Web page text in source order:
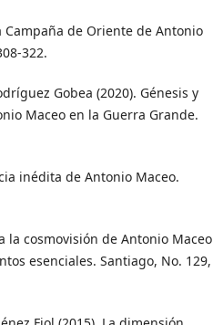
Campaña de Oriente de Antonio
322.
Gobea (2020). Génesis y
Maceo en la Guerra Grande.
inédita de Antonio Maceo.
la cosmovisión de Antonio Maceo
esenciales. Santiago, No. 129,